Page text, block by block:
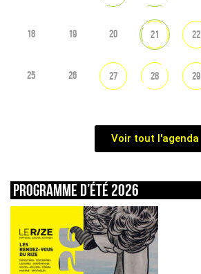
18 19 20 21 22
25 26 27 28 29
Voir tout l'agenda
Programme d’été 2026